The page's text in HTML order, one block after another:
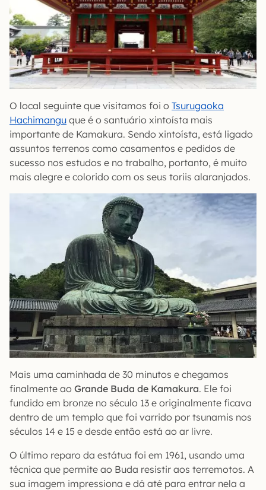
O local seguinte que visitamos foi o Tsurugaoka
Hachimangu que é o santuário xintoísta mais
importante de Kamakura. Sendo xintoísta, está ligado
assuntos terrenos como casamentos e pedidos de
sucesso nos estudos e no trabalho, portanto, é muito
mais alegre e colorido com os seus toriis alaranjados.
Mais uma caminhada de 30 minutos e chegamos
finalmente ao Grande Buda de Kamakura. Ele foi
fundido em bronze no século 13 e originalmente ficava
dentro de um templo que foi varrido por tsunamis nos
séculos 14 e 15 e desde então está ao ar livre.
O último reparo da estátua foi em 1961, usando uma
técnica que permite ao Buda resistir aos terremotos. A
sua imagem impressiona e dá até para entrar nela a